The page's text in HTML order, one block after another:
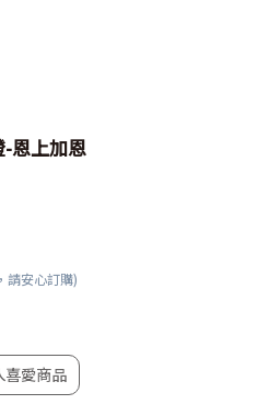
恩上加恩
請安心訂購)
喜愛商品